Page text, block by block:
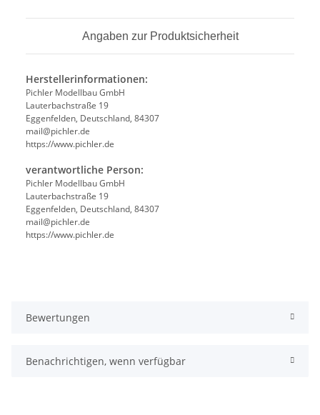
Angaben zur Produktsicherheit
Herstellerinformationen:
Pichler Modellbau GmbH
Lauterbachstraße 19
Eggenfelden, Deutschland, 84307
mail@pichler.de
https://www.pichler.de
verantwortliche Person:
Pichler Modellbau GmbH
Lauterbachstraße 19
Eggenfelden, Deutschland, 84307
mail@pichler.de
https://www.pichler.de
Bewertungen
Benachrichtigen, wenn verfügbar